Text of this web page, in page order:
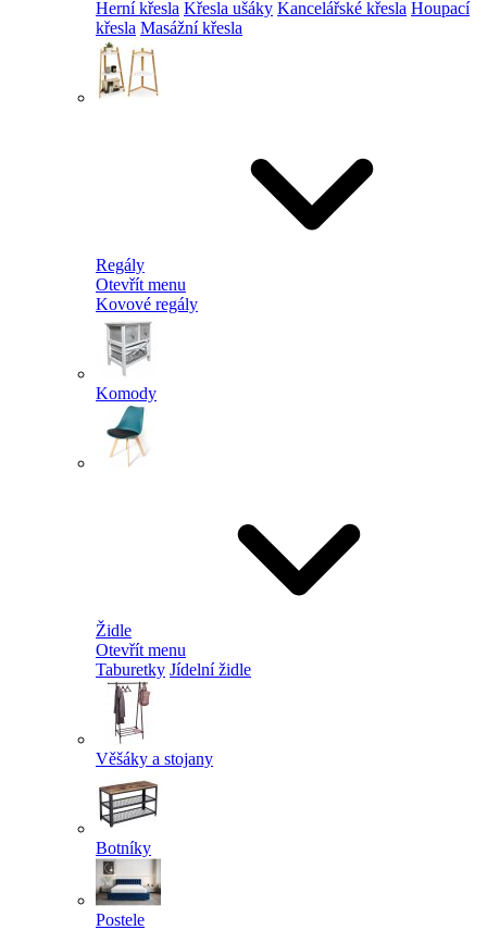
Herní křesla Křesla ušáky Kancelářské křesla Houpací
křesla Masážní křesla
Regály
Otevřít menu
Kovové regály
Komody
Židle
Otevřít menu
Taburetky Jídelní židle
Věšáky a stojany
Botníky
Postele